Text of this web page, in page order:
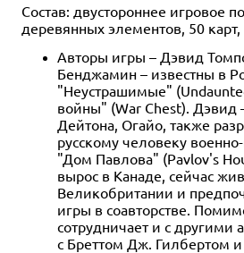
Состав: двустороннее игровое
деревянных элементов, 50
Авторы игры – Дэвид
Бенджамин – известны в
"Неустрашимые"
войны" (War Chest). Дэвид
Дейтона, Огайо, также
русскому человеку
"Дом Павлова" (Pavlov's
вырос в Канаде, сейчас
Великобритании и
игры в соавторстве.
сотрудничает и с другими
с Бреттом Дж. Гилбертом